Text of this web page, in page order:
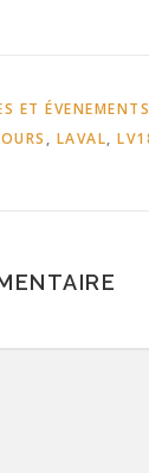
ET ÉVENEMENTS
, LAVAL,